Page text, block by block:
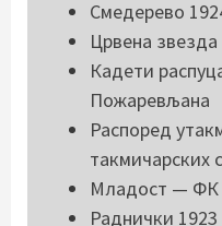
Смедерево
Црвена
Кадети
Пожаревљана
Распоред
такмичарских
Младост —
Раднички